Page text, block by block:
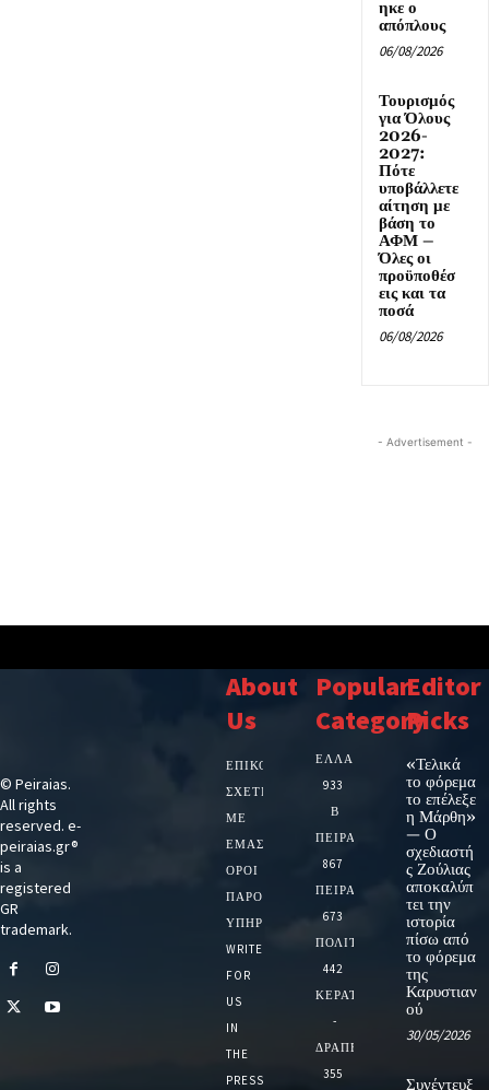
ηκε ο
απόπλους
06/08/2026
Τουρισμός
για Όλους
2026-
2027:
Πότε
υποβάλλετε
αίτηση με
βάση το
ΑΦΜ –
Όλες οι
προϋποθέσ
εις και τα
ποσά
06/08/2026
- Advertisement -
© Peiraias.
All rights
reserved. e-
peiraias.gr®
is a
registered
GR
trademark.
About
Us
ΕΠΙΚΟΙΝΩΝΙΑ
ΣΧΕΤΙΚΆ
ΜΕ
ΕΜΆΣ
ΌΡΟΙ
ΠΑΡΟΧΉΣ
ΥΠΗΡΕΣΙΏΝ
WRITE
FOR
US
IN
THE
PRESS
Popular
Category
ΕΛΛΑΔΑ
933
Β
ΠΕΙΡΑΙΑ
867
ΠΕΙΡΑΙΑΣ
673
ΠΟΛΙΤΙΚΗ
442
ΚΕΡΑΤΣΙΝΙ
-
ΔΡΑΠΕΤΣΩΝΑ
355
Editor
Picks
«Τελικά
το φόρεμα
το επέλεξε
η Μάρθη»
— Ο
σχεδιαστή
ς Ζούλιας
αποκαλύπ
τει την
ιστορία
πίσω από
το φόρεμα
της
Καρυστιαν
ού
30/05/2026
Συνέντευξ